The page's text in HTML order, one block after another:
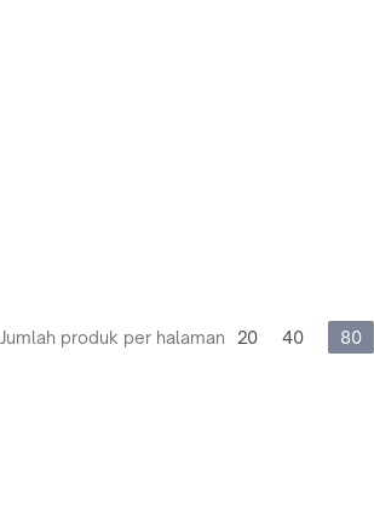
Jumlah produk per halaman 20 40 80